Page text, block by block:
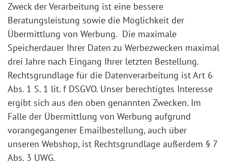
Zweck der Verarbeitung ist eine bessere
Beratungsleistung sowie die Möglichkeit der
Übermittlung von Werbung. Die maximale
Speicherdauer Ihrer Daten zu Werbezwecken maximal
drei Jahre nach Eingang Ihrer letzten Bestellung.
Rechtsgrundlage für die Datenverarbeitung ist Art 6
Abs. 1 S. 1 lit. f DSGVO. Unser berechtigtes Interesse
ergibt sich aus den oben genannten Zwecken. Im
Falle der Übermittlung von Werbung aufgrund
vorangegangener Emailbestellung, auch über
unseren Webshop, ist Rechtsgrundlage außerdem § 7
Abs. 3 UWG.